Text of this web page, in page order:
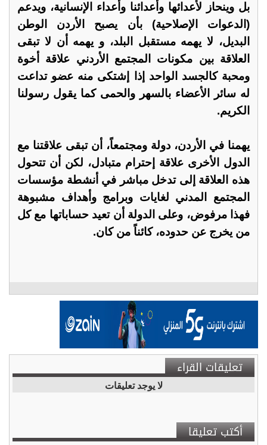
بل وينحاز لأعدائها وأعدائنا وأعداء الإنسانية، ويدعم
(الدعوات الإصلاحية) بأن يصبح الأردن الوطن
البديل، لا يهمه مستقبل البلد، و يهمه أن لا تبقى
العلاقة بين مكونات المجتمع الأردني علاقة أخوة
ومحبة كالجسد الواحد إذا إشتكى منه عضو تداعت
له سائر الأعضاء بالسهر والحمى كما يقول رسولنا
الكريم.
يهمنا في الأردن، دولة ومجتمعاً، أن تبقى علاقتنا مع
الدول الأخرى علاقة إحترام متبادل، لكن أن تتحول
هذه العلاقة إلى تدخل مباشر في أنشطة مؤسسات
المجتمع المدني لغايات وبرامج وأهداف مشبوهة
فهذا مرفوض، وعلى الدولة أن تعيد حساباتها مع كل
من يخرج عن حدوده، كائناً من كان.
تعليقات القراء
لا يوجد تعليقات
أكتب تعليقا